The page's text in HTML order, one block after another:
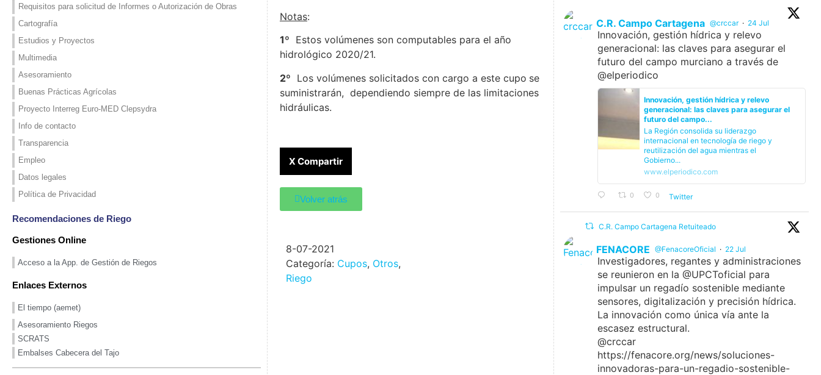
Requisitos para solicitud de Informes o Autorización de Obras
Cartografía
Estudios y Proyectos
Multimedia
Asesoramiento
Buenas Prácticas Agrícolas
Proyecto Interreg Euro-MED Clepsydra
Info de contacto
Transparencia
Empleo
Datos legales
Política de Privacidad
Recomendaciones de Riego
Gestiones Online
Acceso a la App. de Gestión de Riegos
Enlaces Externos
El tiempo (aemet)
Asesoramiento Riegos
SCRATS
Embalses Cabecera del Tajo
Notas:
1º Estos volúmenes son computables para el año
hidrológico 2020/21.
2º Los volúmenes solicitados con cargo a este cupo se
suministrarán, dependiendo siempre de las limitaciones
hidráulicas.
X Compartir
Volver atrás
8-07-2021
Categoría: Cupos, Otros,
Riego
C.R. Campo Cartagena @crccar · 24 Jul
Innovación, gestión hídrica y relevo
generacional: las claves para asegurar el
futuro del campo murciano a través de
@elperiodico
Innovación, gestión hídrica y relevo
generacional: las claves para asegurar el
futuro del campo...
La Región consolida su liderazgo
internacional en tecnología de riego y
reutilización del agua mientras el
Gobierno...
www.elperiodico.com
0 0 Twitter
C.R. Campo Cartagena Retuiteado
FENACORE @FenacoreOficial · 22 Jul
Investigadores, regantes y administraciones
se reunieron en la @UPCToficial para
impulsar un regadío sostenible mediante
sensores, digitalización y precisión hídrica.
La innovación como única vía ante la
escasez estructural.
@crccar
https://fenacore.org/news/soluciones-
innovadoras-para-un-regadio-sostenible-